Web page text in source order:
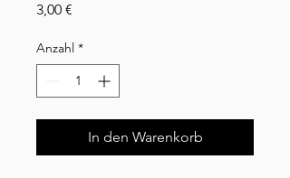
3,00 €
Anzahl *
In den Warenkorb